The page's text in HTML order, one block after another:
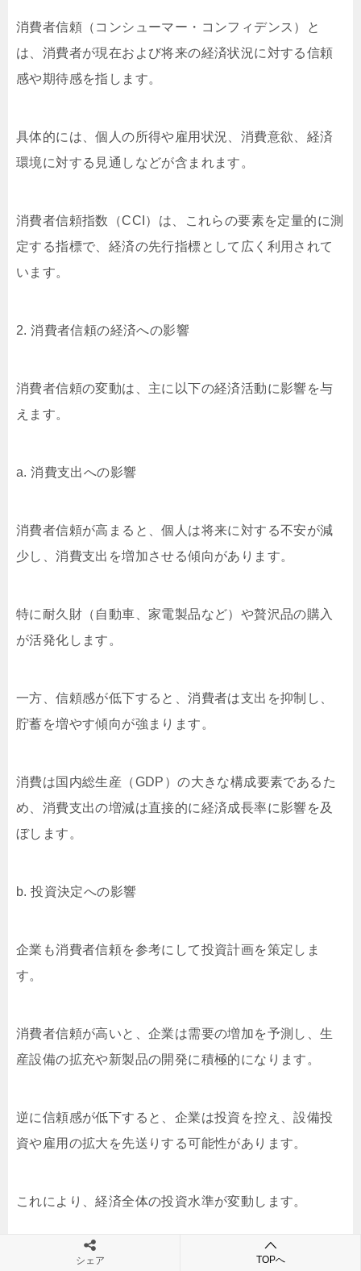
消費者信頼（コンシューマー・コンフィデンス）と
は、消費者が現在および将来の経済状況に対する信頼
感や期待感を指します。
具体的には、個人の所得や雇用状況、消費意欲、経済
環境に対する見通しなどが含まれます。
消費者信頼指数（CCI）は、これらの要素を定量的に測
定する指標で、経済の先行指標として広く利用されて
います。
2. 消費者信頼の経済への影響
消費者信頼の変動は、主に以下の経済活動に影響を与
えます。
a. 消費支出への影響
消費者信頼が高まると、個人は将来に対する不安が減
少し、消費支出を増加させる傾向があります。
特に耐久財（自動車、家電製品など）や贅沢品の購入
が活発化します。
一方、信頼感が低下すると、消費者は支出を抑制し、
貯蓄を増やす傾向が強まります。
消費は国内総生産（GDP）の大きな構成要素であるた
め、消費支出の増減は直接的に経済成長率に影響を及
ぼします。
b. 投資決定への影響
企業も消費者信頼を参考にして投資計画を策定しま
す。
消費者信頼が高いと、企業は需要の増加を予測し、生
産設備の拡充や新製品の開発に積極的になります。
逆に信頼感が低下すると、企業は投資を控え、設備投
資や雇用の拡大を先送りする可能性があります。
これにより、経済全体の投資水準が変動します。
c. 雇用と所得への影響
シェア TOPへ